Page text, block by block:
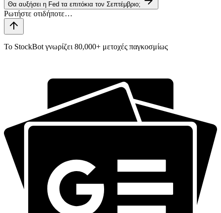
Θα αυξήσει η Fed τα επιτόκια τον Σεπτέμβριο;
Το StockBot γνωρίζει 80,000+ μετοχές παγκοσμίως